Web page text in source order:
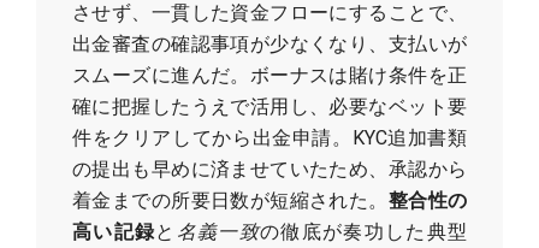
させず、一貫した資金フローにすることで、
出金審査の確認事項が少なくなり、支払いが
スムーズに進んだ。ボーナスは賭け条件を正
確に把握したうえで活用し、必要なベット要
件をクリアしてから出金申請。KYC追加書類
の提出も早めに済ませていたため、承認から
着金までの所要日数が短縮された。 整合性の
高い記録と 名義一致の徹底が奏功した典型